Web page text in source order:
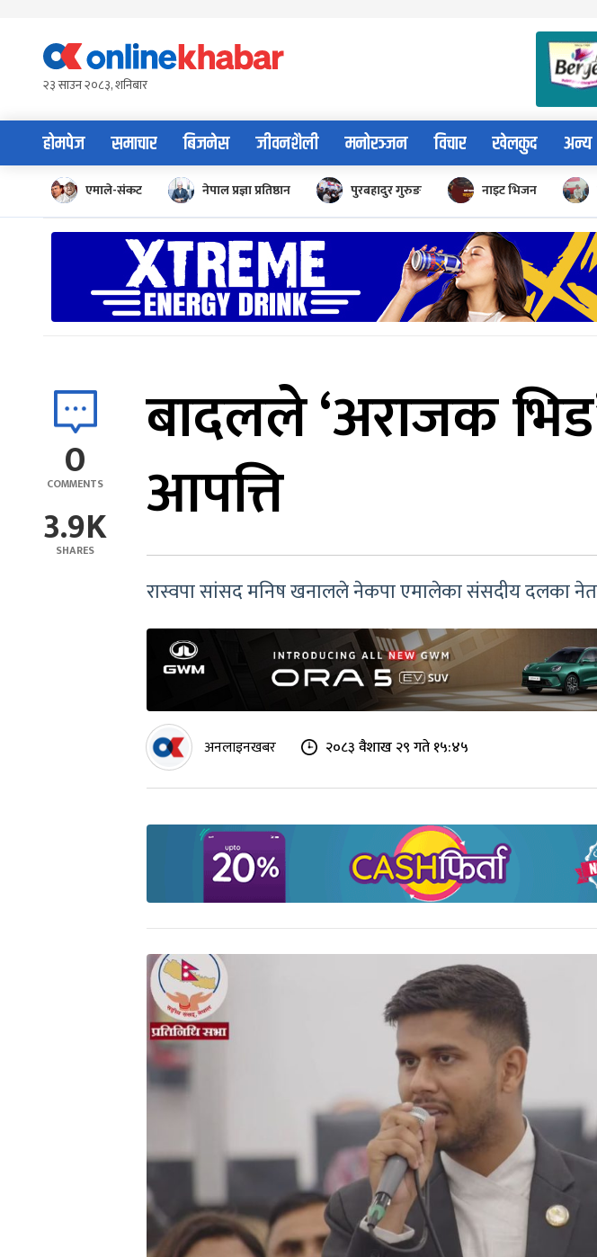
content२३ साउन २०८३, शनिबार
होमपेज समाचार बिजनेस जीवनशैली मनोरञ्जन विचार खेलकुद अन्य
एमाले-संकट नेपाल प्रज्ञा प्रतिष्ठान पुरबहादुर गुरुङ नाइट भिजन
0
COMMENTS
3.9K
SHARES
बादलले ‘अराजक
आपत्ति
रास्वपा सांसद मनिष खनालले नेकपा एमालेका संसदीय दलका
अनलाइनखबर २०८३ वैशाख २९ गते १५:४५